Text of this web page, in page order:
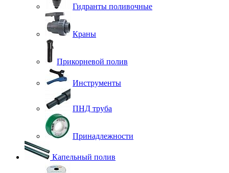
Гидранты поливочные
Краны
Прикорневой полив
Инструменты
ПНД труба
Принадлежности
Капельный полив